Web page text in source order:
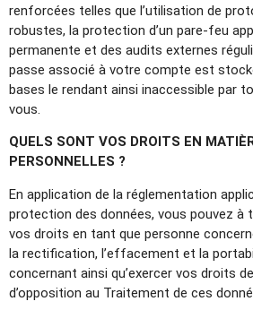
renforcées telles que l’utilisation de
robustes, la protection d’un pare-feu
permanente et des audits externes
passe associé à votre compte est
bases le rendant ainsi inaccessible par
vous.
QUELS SONT VOS DROITS EN
PERSONNELLES ?
En application de la réglementation
protection des données, vous pouvez à
vos droits en tant que personne
la rectification, l’effacement et la
concernant ainsi qu’exercer vos droits
d’opposition au Traitement de ces